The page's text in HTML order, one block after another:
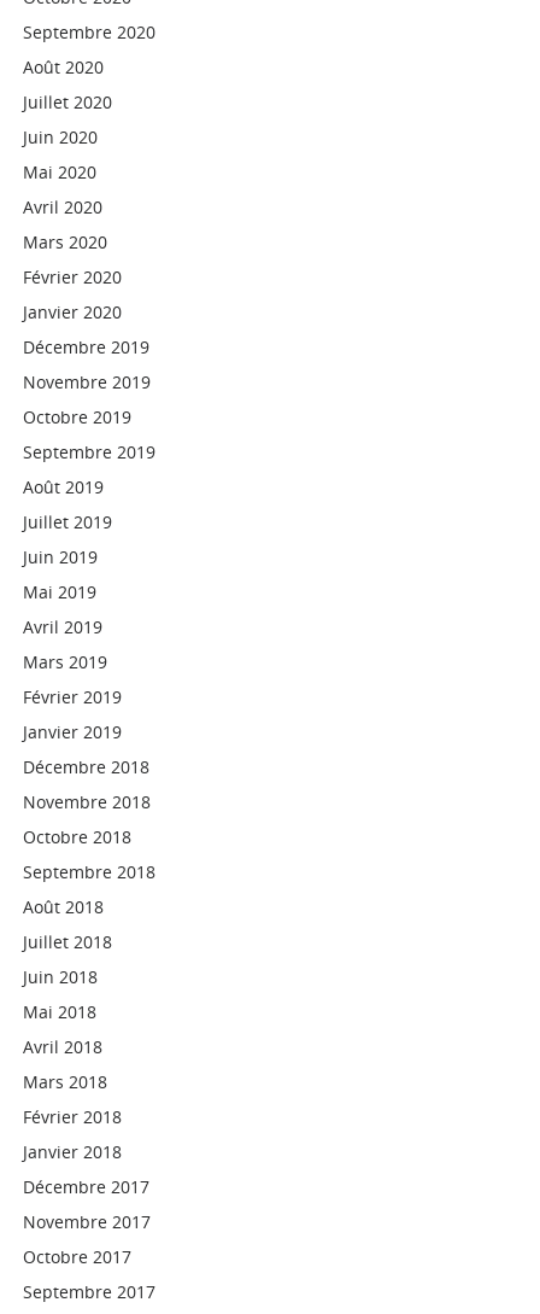
Septembre 2020
Août 2020
Juillet 2020
Juin 2020
Mai 2020
Avril 2020
Mars 2020
Février 2020
Janvier 2020
Décembre 2019
Novembre 2019
Octobre 2019
Septembre 2019
Août 2019
Juillet 2019
Juin 2019
Mai 2019
Avril 2019
Mars 2019
Février 2019
Janvier 2019
Décembre 2018
Novembre 2018
Octobre 2018
Septembre 2018
Août 2018
Juillet 2018
Juin 2018
Mai 2018
Avril 2018
Mars 2018
Février 2018
Janvier 2018
Décembre 2017
Novembre 2017
Octobre 2017
Septembre 2017